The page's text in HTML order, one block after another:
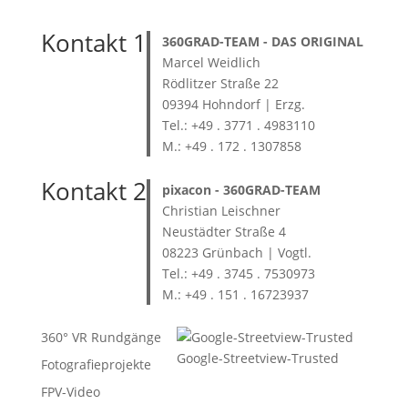
Kontakt 1 360GRAD-TEAM - DAS ORIGINAL
Marcel Weidlich
Rödlitzer Straße 22
09394 Hohndorf | Erzg.
Tel.: +49 . 3771 . 4983110
M.: +49 . 172 . 1307858
Kontakt 2 pixacon - 360GRAD-TEAM
Christian Leischner
Neustädter Straße 4
08223 Grünbach | Vogtl.
Tel.: +49 . 3745 . 7530973
M.: +49 . 151 . 16723937
360° VR Rundgänge
Fotografieprojekte
FPV-Video
Google-Streetview-Trusted